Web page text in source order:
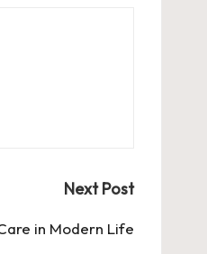
Next Post
in Modern Life